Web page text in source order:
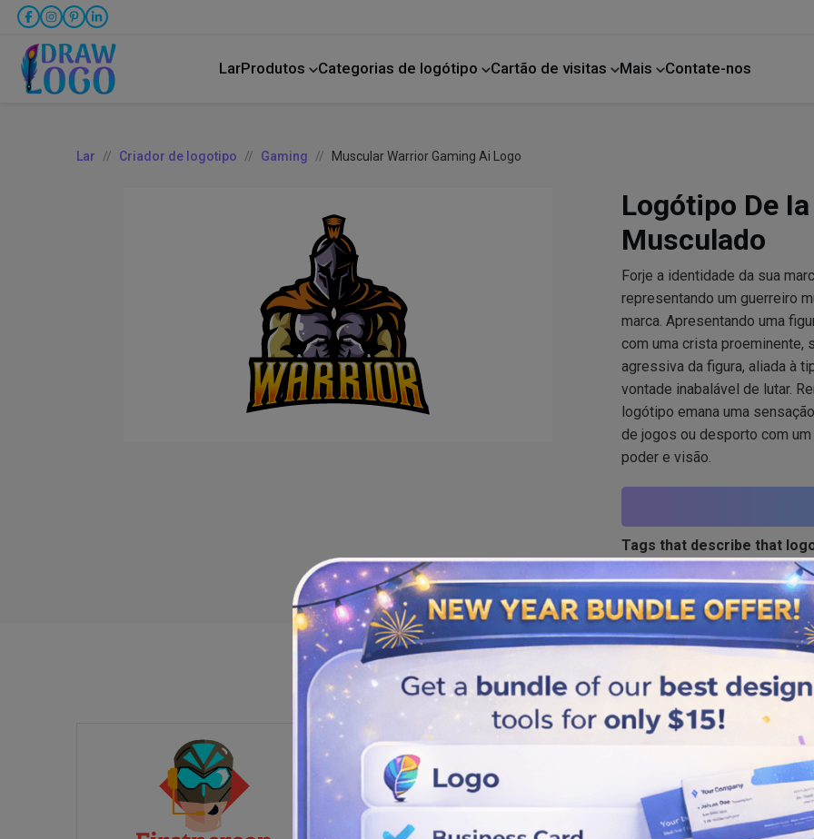
LarProdutos Categorias de logótipo Cartão de visitas Mais Contate-nos
Lar Criador de logotipo Gaming Muscular Warrior Gaming Ai Logo
Logótipo De
Musculado
Forje a identidade da sua
representando um guerreiro
marca. Apresentando uma
com uma crista proeminente,
agressiva da figura, aliada à
vontade inabalável de lutar.
logótipo emana uma
de jogos ou desporto com
poder e visão.
Tags that describe that
Jogos de computador
Similar logos